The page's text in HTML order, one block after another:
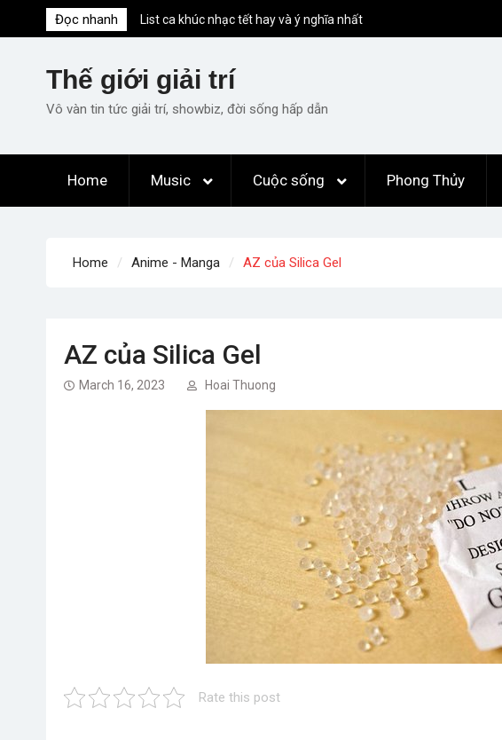
to
Đọc nhanh
List ca khúc nhạc tết hay và ý nghĩa nhất
mỗi dịp xuân về
comeback “ngoạn mục” với triệu view
Những ca khúc nhạc xuân “sặc mùi” quảng
Lời bài hát Chúng Ta của Hiện Tại – Sơn
Tùng M-TP – Full lyrics bản chuẩn
Thế giới giải trí
Vô vàn tin tức giải trí, showbiz, đời sống hấp dẫn
Home Music Cuộc sống Phong Thủy
Home Anime - Manga AZ của Silica Gel
AZ của Silica Gel
March 16, 2023 Hoai Thuong
Rate this post